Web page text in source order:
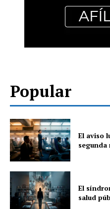
Popular
El aviso
segunda
El
salud